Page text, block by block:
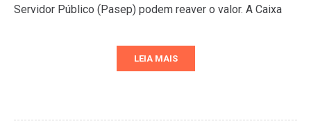
Servidor Público (Pasep) podem reaver o valor. A Caixa
LEIA MAIS